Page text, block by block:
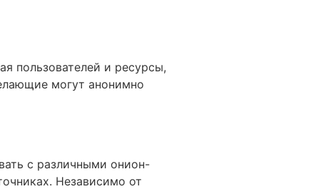
пользователей и ресурсы,
могут анонимно
с различными онион-
Независимо от